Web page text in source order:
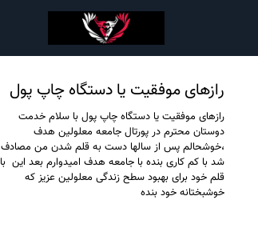
رازهای موفقیت یا دستگاه چاپ پول
رازهای موفقیت یا دستگاه چاپ پول با سلام خدمت
دوستان محترم در پورتال جامعه معلولین هدف
،خوشحالم پس از سالها دست به قلم شدن من مصادف
شد با کم کاری بنده با جامعه هدف امیدوارم بعد این با
قلم خود برای بهبود سطح زندگی معلولین عزیز که
خوشبختانه خود بنده